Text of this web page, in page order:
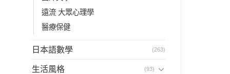
遠流 大眾心理學
醫療保健
日本語數學 (263)
生活風格 (93)